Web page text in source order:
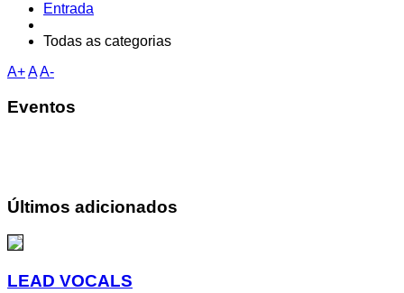
Entrada
Todas as categorias
A+AA-
Eventos
Últimos adicionados
LEAD VOCALS